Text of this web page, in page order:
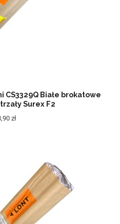
Białe brokatowe
Surex F2
zł